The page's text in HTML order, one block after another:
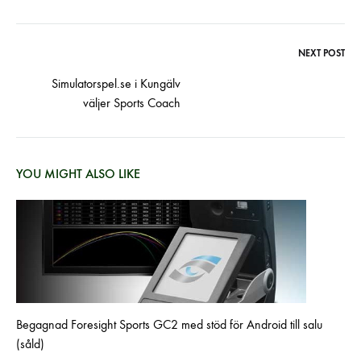
navigation
NEXT POST
Simulatorspel.se i Kungälv
väljer Sports Coach
YOU MIGHT ALSO LIKE
Begagnad Foresight Sports GC2 med stöd för Android till salu
(såld)